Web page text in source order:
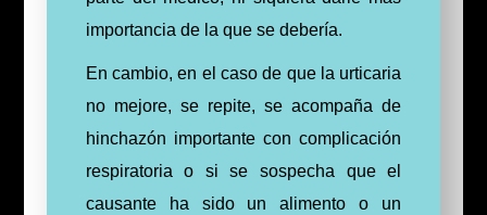
importancia de la que se debería.
En cambio, en el caso de que la urticaria
no mejore, se repite, se acompaña de
hinchazón importante con complicación
respiratoria o si se sospecha que el
causante ha sido un alimento o un